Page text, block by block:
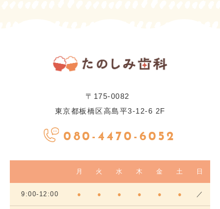
〒175-0082
東京都板橋区高島平3-12-6 2F
080-4470-6052
月 火 水 木 金 土 日
9:00-12:00 ● ● ● ● ● ● ／